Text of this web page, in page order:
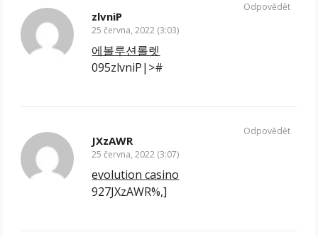
zlvniP
25 června, 2022 (3:03)
에볼루션롤렛
095zlvniP|>#
Odpovědět
JXzAWR
25 června, 2022 (3:07)
evolution casino
927JXzAWR%,]
Odpovědět